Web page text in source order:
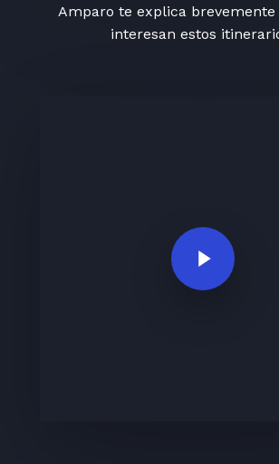
Amparo te explica brevemente
interesan estos
Play Video